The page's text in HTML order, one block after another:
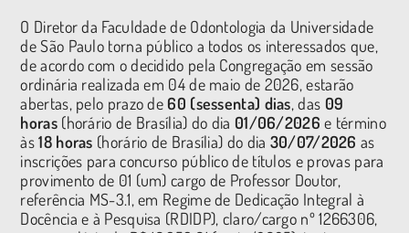
O Diretor da Faculdade de Odontologia da Universidade
de São Paulo torna público a todos os interessados que,
de acordo com o decidido pela Congregação em sessão
ordinária realizada em 04 de maio de 2026, estarão
abertas, pelo prazo de 60 (sessenta) dias, das 09
horas(horário de Brasília) do dia 01/06/2026e término
às18 horas (horário de Brasília) do dia 30/07/2026 as
inscrições para concurso público de títulos e provas para
provimento de 01 (um) cargo de Professor Doutor,
referência MS-3.1, em Regime de Dedicação Integral à
Docência e à Pesquisa (RDIDP), claro/cargo nº 1266306,